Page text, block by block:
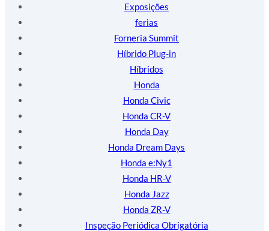
Exposições
ferias
Forneria Summit
Híbrido Plug-in
Híbridos
Honda
Honda Civic
Honda CR-V
Honda Day
Honda Dream Days
Honda e:Ny1
Honda HR-V
Honda Jazz
Honda ZR-V
Inspeção Periódica Obrigatória